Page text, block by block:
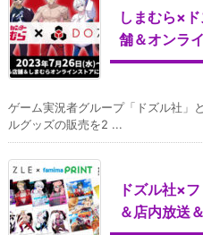
しまむら×
舗＆オンラ
ゲーム実況者グループ「ドズル社」
ルグッズの販売を2 ...
ドズル社×
＆店内放送